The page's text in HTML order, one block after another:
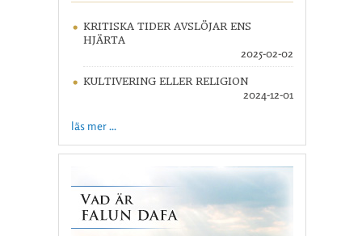
KRITISKA TIDER AVSLÖJAR ENS
HJÄRTA
2025-02-02
KULTIVERING ELLER RELIGION
2024-12-01
läs mer ...